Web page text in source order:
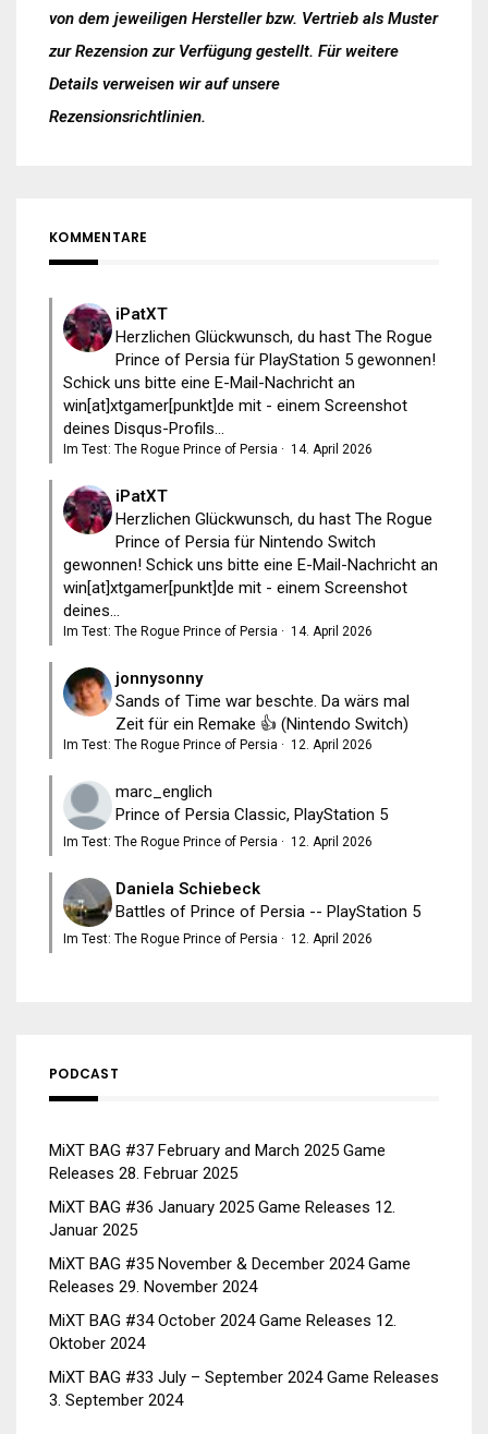
von dem jeweiligen Hersteller bzw. Vertrieb als Muster
zur Rezension zur Verfügung gestellt. Für weitere
Details verweisen wir auf unsere
Rezensionsrichtlinien.
KOMMENTARE
iPatXT
Herzlichen Glückwunsch, du hast The Rogue
Prince of Persia für PlayStation 5 gewonnen!
Schick uns bitte eine E-Mail-Nachricht an
win[at]xtgamer[punkt]de mit - einem Screenshot
deines Disqus-Profils...
Im Test: The Rogue Prince of Persia · 14. April 2026
iPatXT
Herzlichen Glückwunsch, du hast The Rogue
Prince of Persia für Nintendo Switch
gewonnen! Schick uns bitte eine E-Mail-Nachricht an
win[at]xtgamer[punkt]de mit - einem Screenshot
deines...
Im Test: The Rogue Prince of Persia · 14. April 2026
jonnysonny
Sands of Time war beschte. Da wärs mal
Zeit für ein Remake 👍 (Nintendo Switch)
Im Test: The Rogue Prince of Persia · 12. April 2026
marc_englich
Prince of Persia Classic, PlayStation 5
Im Test: The Rogue Prince of Persia · 12. April 2026
Daniela Schiebeck
Battles of Prince of Persia -- PlayStation 5
Im Test: The Rogue Prince of Persia · 12. April 2026
PODCAST
MiXT BAG #37 February and March 2025 Game
Releases 28. Februar 2025
MiXT BAG #36 January 2025 Game Releases 12.
Januar 2025
MiXT BAG #35 November & December 2024 Game
Releases 29. November 2024
MiXT BAG #34 October 2024 Game Releases 12.
Oktober 2024
MiXT BAG #33 July – September 2024 Game Releases
3. September 2024